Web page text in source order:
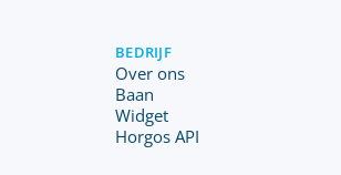
BEDRIJF
Over ons
Baan
Widget
Horgos API